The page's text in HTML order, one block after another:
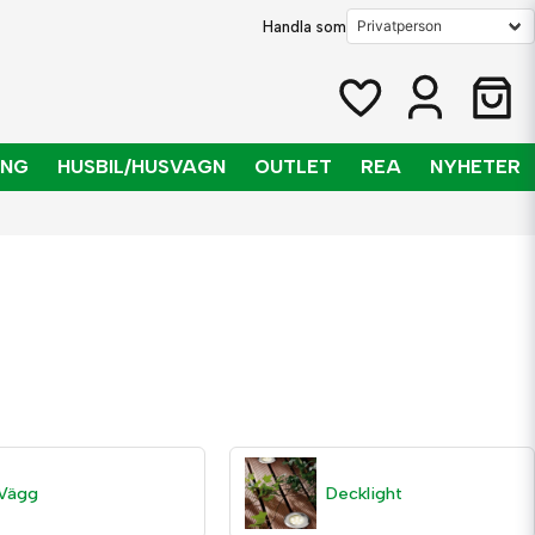
Handla som
HUSBIL/HUSVAGN OUTLET REA NYHETER
sommar, höst eller vinter, med 12-volts utomhusbelysning från
Decklight